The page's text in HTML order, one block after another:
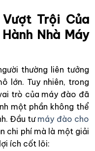
Trội Của
Nhà Máy
thường liên tưởng
lớn. Tuy nhiên, trong
trò của máy đào đã
một phần không thể
Đầu tư máy đào cho
chi phí mà là một giải
ích cốt lõi: